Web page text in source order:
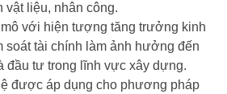
vật liệu, nhân công.
với hiện tượng tăng trưởng kinh
soát tài chính làm ảnh hưởng đến
đầu tư trong lĩnh vực xây dựng.
được áp dụng cho phương pháp